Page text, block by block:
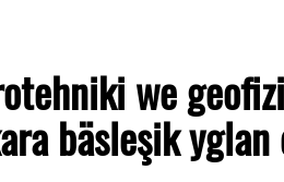
we
bäsleşik yglan